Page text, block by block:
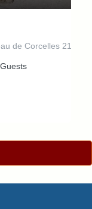
de Corcelles 21550
Guests